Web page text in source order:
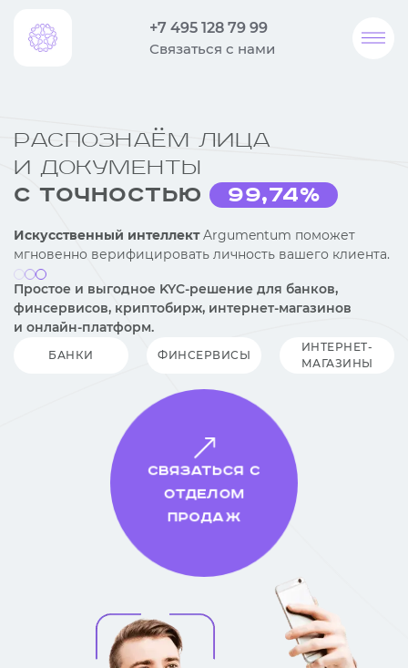
+7 495 128 79 99
Связаться с нами
Распознаём лица
и документы
с точностью
99,74%
Искусственный интеллектArgumentum поможет
мгновенно верифицировать личность вашего клиента.
Простое и выгодное KYC-решение для банков,
финсервисов, криптобирж, интернет-магазинов
и онлайн-платформ.
БАНКИ ФИНСЕРВИСЫ
ИНТЕРНЕТ-
МАГАЗИНЫ
Связаться с
отделом
продаж